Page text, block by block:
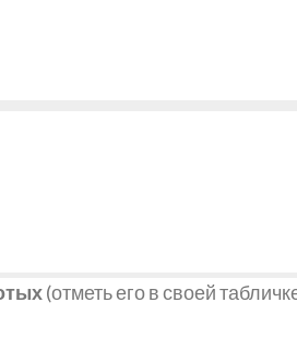
(отметь его в своей